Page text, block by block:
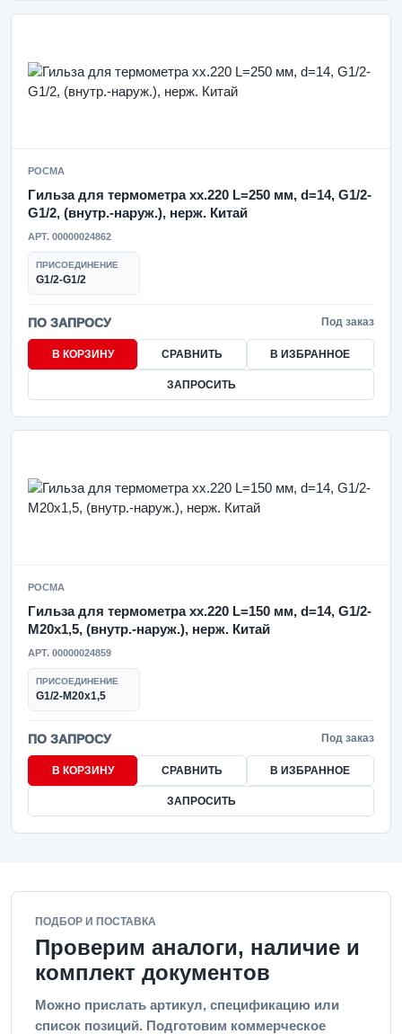
РОСМА
Гильза для термометра xx.220 L=250 мм, d=14, G1/2-
G1/2, (внутр.-наруж.), нерж. Китай
АРТ. 00000024862
ПРИСОЕДИНЕНИЕ
G1/2-G1/2
ПО ЗАПРОСУ Под заказ
В КОРЗИНУ СРАВНИТЬ В ИЗБРАННОЕ
ЗАПРОСИТЬ
РОСМА
Гильза для термометра xx.220 L=150 мм, d=14, G1/2-
M20x1,5, (внутр.-наруж.), нерж. Китай
АРТ. 00000024859
ПРИСОЕДИНЕНИЕ
G1/2-M20x1,5
ПО ЗАПРОСУ Под заказ
В КОРЗИНУ СРАВНИТЬ В ИЗБРАННОЕ
ЗАПРОСИТЬ
ПОДБОР И ПОСТАВКА
Проверим аналоги, наличие и
комплект документов
Можно прислать артикул, спецификацию или
список позиций. Подготовим коммерческое